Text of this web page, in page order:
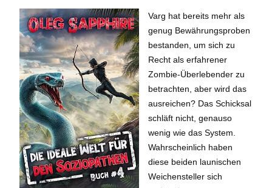
Varg hat bereits mehr als
genug Bewährungsproben
bestanden, um sich zu
Recht als erfahrener
Zombie-Überlebender zu
betrachten, aber wird das
ausreichen? Das Schicksal
schläft nicht, genauso
wenig wie das System.
Wahrscheinlich haben
diese beiden launischen
Weichensteller sich